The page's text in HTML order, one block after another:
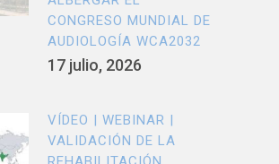
CONGRESO MUNDIAL DE
AUDIOLOGÍA WCA2032
17 julio, 2026
VÍDEO | WEBINAR |
VALIDACIÓN DE LA